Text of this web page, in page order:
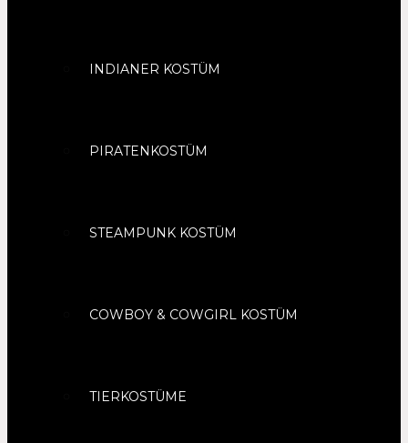
INDIANER KOSTÜM
PIRATENKOSTÜM
STEAMPUNK KOSTÜM
COWBOY & COWGIRL KOSTÜM
TIERKOSTÜME